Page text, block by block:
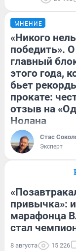
МНЕНИЕ
«Никого
победить».
главный
этого года,
бьет
прокате:
отзыв на
Нолана
Стас
Эксперт
привычка»:
марафонца
стал
8 августа 15 226